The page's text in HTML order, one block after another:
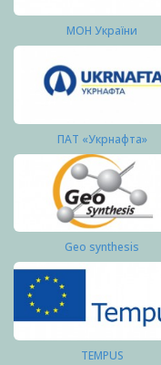
МОН України
ПАТ «Укрнафта»
Geo synthesis
TEMPUS